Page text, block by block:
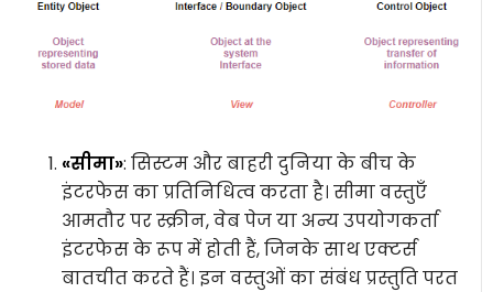
«सीमा»: सिस्टम और बाहरी दुनिया के बीच के
इंटरफेस का प्रतिनिधित्व करता है। सीमा वस्तुएँ
आमतौर पर स्क्रीन, वेब पेज या अन्य उपयोगकर्ता
इंटरफेस के रूप में होती हैं, जिनके साथ एक्टर्स
बातचीत करते हैं। इन वस्तुओं का संबंध प्रस्तुति परत